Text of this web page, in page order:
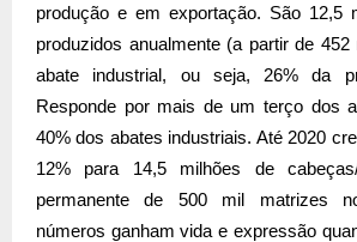
produção e em exportação. São 12,5
produzidos anualmente (a partir de
abate industrial, ou seja, 26% da
Responde por mais de um terço dos
40% dos abates industriais. Até 2020
12% para 14,5 milhões de
permanente de 500 mil matrizes
números ganham vida e expressão